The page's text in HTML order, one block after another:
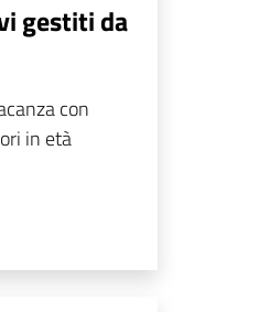
gestiti da
con
in età